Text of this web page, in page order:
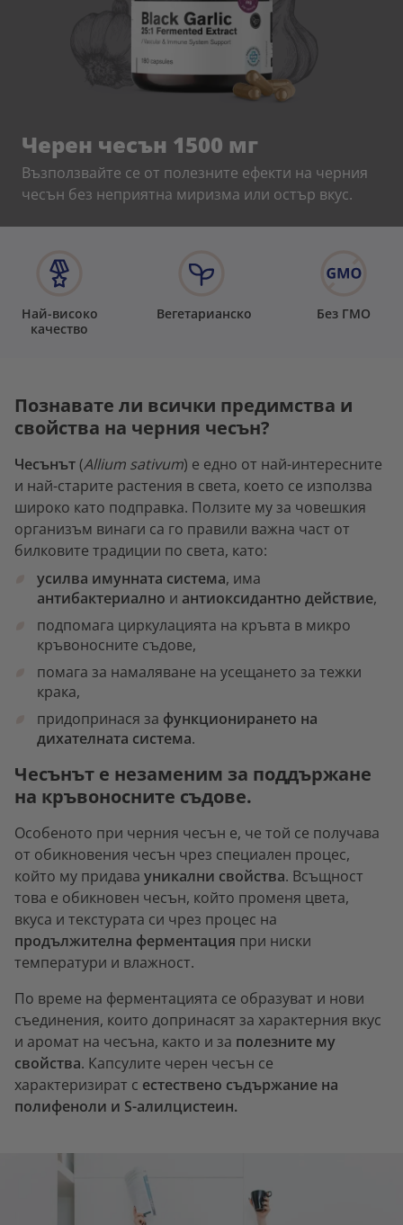
Черен чесън 1500 мг
Възползвайте се от полезните ефекти на черния
чесън без неприятна миризма или остър вкус.
Най-високо
качество
Вегетарианско Без ГМО
Познавате ли всички предимства и
свойства на черния чесън?
Чесънът(Allium sativum) е едно от най-интересните
и най-старите растения в света, което се използва
широко като подправка. Ползите му за човешкия
организъм винаги са го правили важна част от
билковите традиции по света, като:
усилва имунната система, има
антибактериално и антиоксидантно действие,
подпомага циркулацията на кръвта в микро
кръвоносните съдове,
помага за намаляване на усещането за тежки
крака,
придопринася за функционирането на
дихателната система.
Чесънът е незаменим за поддържане
на кръвоносните съдове.
Особеното при черния чесън е, че той се получава
от обикновения чесън чрез специален процес,
който му придава уникални свойства. Всъщност
това е обикновен чесън, който променя цвета,
вкуса и текстурата си чрез процес на
продължителна ферментация при ниски
температури и влажност.
По време на ферментацията се образуват и нови
съединения, които допринасят за характерния вкус
и аромат на чесъна, както и за полезните му
свойства. Капсулите черен чесън се
характеризират с естествено съдържание на
полифеноли и S-алилцистеин.